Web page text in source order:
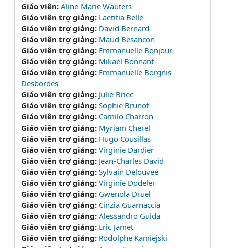
Giáo viên: Aline-Marie Wauters
Giáo viên trợ giảng: Laetitia Belle
Giáo viên trợ giảng: David Bernard
Giáo viên trợ giảng: Maud Besancon
Giáo viên trợ giảng: Emmanuelle Bonjour
Giáo viên trợ giảng: Mikael Bonnant
Giáo viên trợ giảng: Emmanuelle Borgnis-
Desbordes
Giáo viên trợ giảng: Julie Briec
Giáo viên trợ giảng: Sophie Brunot
Giáo viên trợ giảng: Camilo Charron
Giáo viên trợ giảng: Myriam Cherel
Giáo viên trợ giảng: Hugo Cousillas
Giáo viên trợ giảng: Virginie Dardier
Giáo viên trợ giảng: Jean-Charles David
Giáo viên trợ giảng: Sylvain Delouvee
Giáo viên trợ giảng: Virginie Dodeler
Giáo viên trợ giảng: Gwenola Druel
Giáo viên trợ giảng: Cinzia Guarnaccia
Giáo viên trợ giảng: Alessandro Guida
Giáo viên trợ giảng: Eric Jamet
Giáo viên trợ giảng: Rodolphe Kamiejski